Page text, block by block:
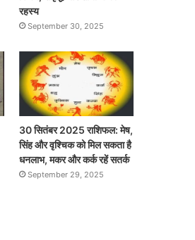
रहस्य
September 30, 2025
30 सितंबर 2025 राशिफल: मेष,
सिंह और वृश्चिक को मिल सकता है
धनलाभ, मकर और कर्क रहें सतर्क
September 29, 2025